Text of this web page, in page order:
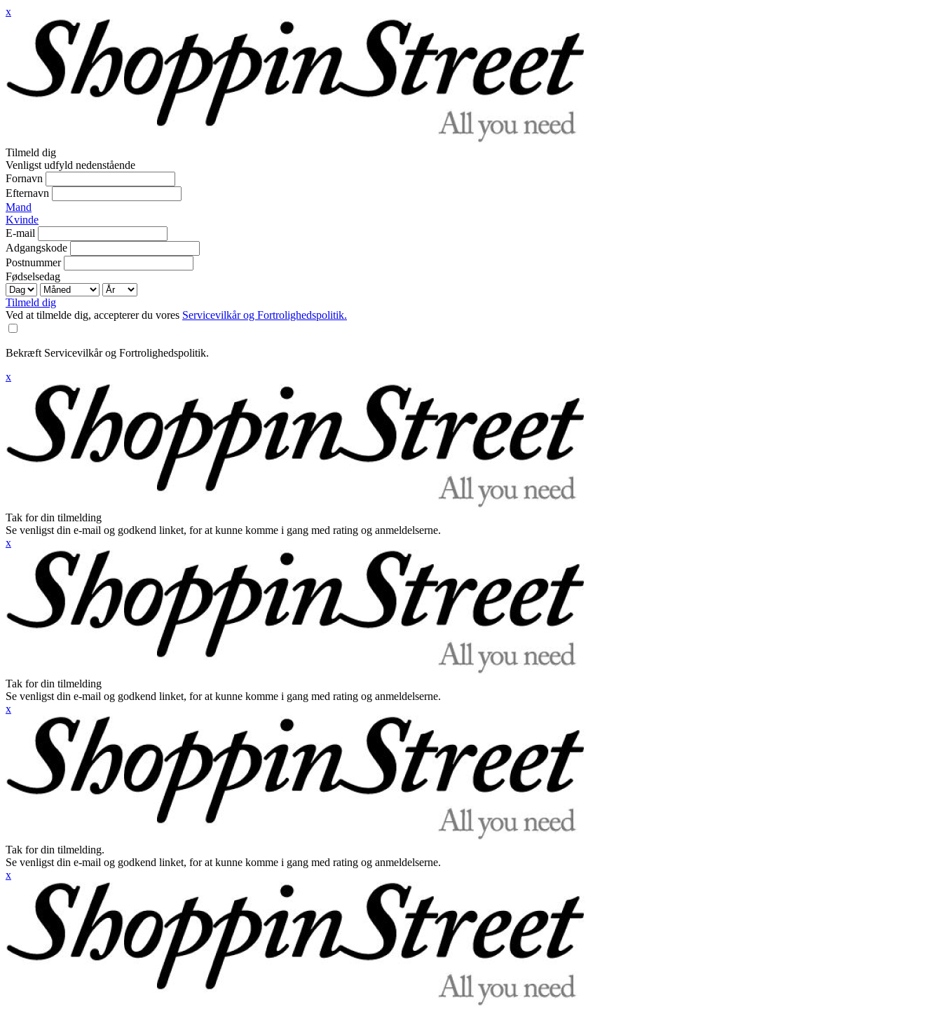
x
Tilmeld dig
Venligst udfyld nedenstående
Fornavn
Efternavn
Mand
Kvinde
E-mail
Adgangskode
Postnummer
Fødselsedag
Tilmeld dig
Ved at tilmelde dig, accepterer du vores Servicevilkår og Fortrolighedspolitik.
Bekræft Servicevilkår og Fortrolighedspolitik.
x
Tak for din tilmelding
Se venligst din e-mail og godkend linket, for at kunne komme i gang med rating og anmeldelserne.
x
Tak for din tilmelding
Se venligst din e-mail og godkend linket, for at kunne komme i gang med rating og anmeldelserne.
x
Tak for din tilmelding.
Se venligst din e-mail og godkend linket, for at kunne komme i gang med rating og anmeldelserne.
x